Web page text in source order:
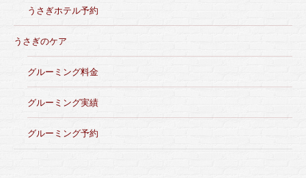
うさぎホテル予約
うさぎのケア
グルーミング料金
グルーミング実績
グルーミング予約